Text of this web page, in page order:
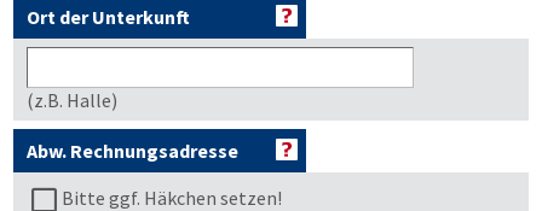
Ort der Unterkunft
(z.B. Halle)
Abw. Rechnungsadresse
Bitte ggf. Häkchen setzen!